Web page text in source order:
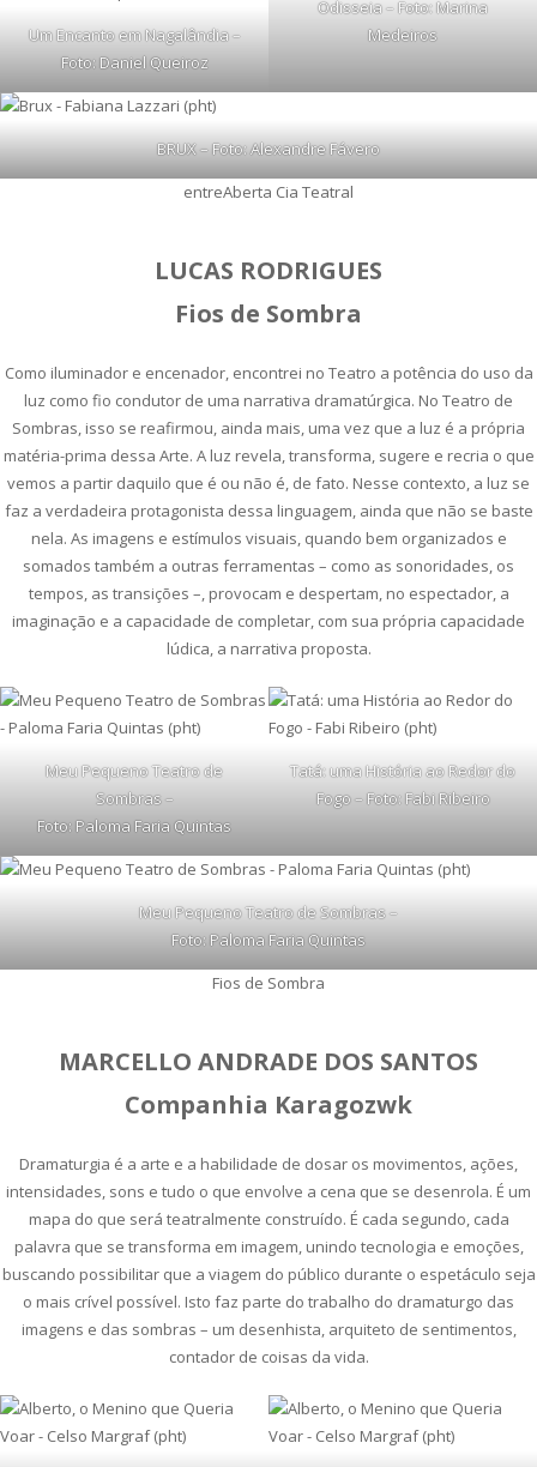
Um Encanto em Nagalândia –
Foto: Daniel Queiroz
Odisseia – Foto: Marina
Medeiros
BRUX – Foto: Alexandre Fávero
entreAberta Cia Teatral
LUCAS RODRIGUES
Fios de Sombra
Como iluminador e encenador, encontrei no Teatro a potência do uso da
luz como fio condutor de uma narrativa dramatúrgica. No Teatro de
Sombras, isso se reafirmou, ainda mais, uma vez que a luz é a própria
matéria-prima dessa Arte. A luz revela, transforma, sugere e recria o que
vemos a partir daquilo que é ou não é, de fato. Nesse contexto, a luz se
faz a verdadeira protagonista dessa linguagem, ainda que não se baste
nela. As imagens e estímulos visuais, quando bem organizados e
somados também a outras ferramentas – como as sonoridades, os
tempos, as transições –, provocam e despertam, no espectador, a
imaginação e a capacidade de completar, com sua própria capacidade
lúdica, a narrativa proposta.
Meu Pequeno Teatro de
Sombras –
Foto: Paloma Faria Quintas
Tatá: uma História ao Redor do
Fogo – Foto: Fabi Ribeiro
Meu Pequeno Teatro de Sombras –
Foto: Paloma Faria Quintas
Fios de Sombra
MARCELLO ANDRADE DOS SANTOS
Companhia Karagozwk
Dramaturgia é a arte e a habilidade de dosar os movimentos, ações,
intensidades, sons e tudo o que envolve a cena que se desenrola. É um
mapa do que será teatralmente construído. É cada segundo, cada
palavra que se transforma em imagem, unindo tecnologia e emoções,
buscando possibilitar que a viagem do público durante o espetáculo seja
o mais crível possível. Isto faz parte do trabalho do dramaturgo das
imagens e das sombras – um desenhista, arquiteto de sentimentos,
contador de coisas da vida.